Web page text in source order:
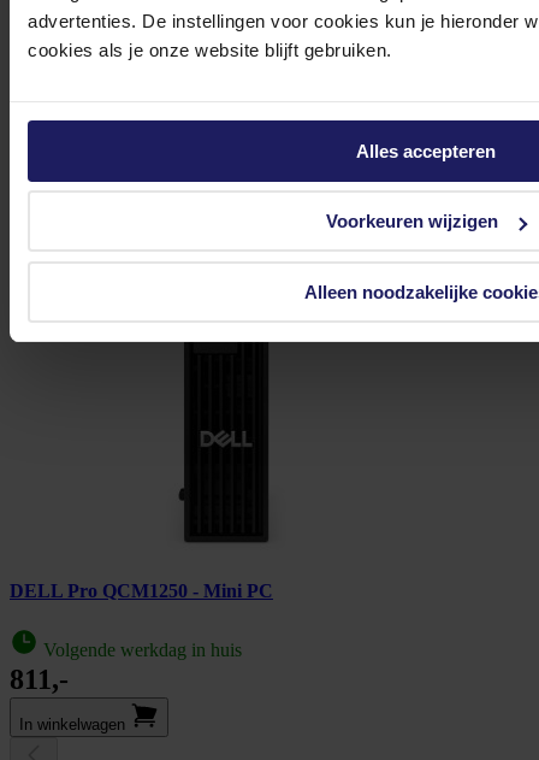
advertenties. De instellingen voor cookies kun je hieronder
cookies als je onze website blijft gebruiken.
Alles accepteren
Voorkeuren wijzigen
Alleen noodzakelijke
Volgende werkdag in huis
805,86
In winkel­wagen
DELL Pro QCM1250 - Mini PC
Volgende werkdag in huis
811,-
In winkel­wagen